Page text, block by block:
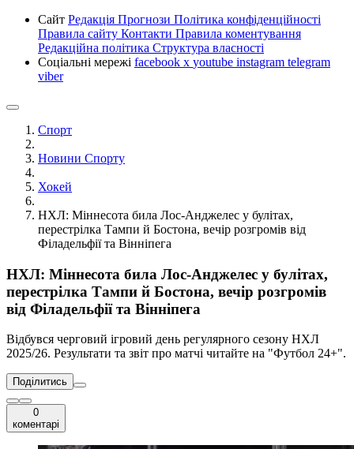
Сайт Редакція Прогнози Політика конфіденційності
Правила сайту Контакти Правила коментування
Редакційна політика Структура власності
Соціальні мережі facebook x youtube instagram telegram
viber
Спорт
Новини Спорту
Хокей
НХЛ: Міннесота била Лос-Анджелес у булітах,
перестрілка Тампи й Бостона, вечір розгромів від
Філадельфії та Вінніпега
НХЛ: Міннесота била Лос-Анджелес у булітах,
перестрілка Тампи й Бостона, вечір розгромів
від Філадельфії та Вінніпега
Відбувся черговий ігровий день регулярного сезону НХЛ
2025/26. Результати та звіт про матчі читайте на "Футбол 24+".
Поділитись
0
коментарі